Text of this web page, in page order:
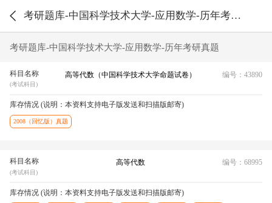
考研题库-中国科学技术大学-应用数学-历年考研真题
考研题库-中国科学技术大学-应用数学-历年考研真题
科目名称
(考试科目)
高等代数（中国科学技术大学命题试卷） 编号：43890
库存情况 (说明：本资料支持电子版发送和扫描版邮寄)
2008（回忆版）真题
科目名称
(考试科目)
高等代数 编号：68995
库存情况 (说明：本资料支持电子版发送和扫描版邮寄)